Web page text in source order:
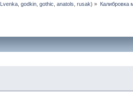
Lvenka ,godkin ,gothic ,anatols ,rusak) » Калибровка